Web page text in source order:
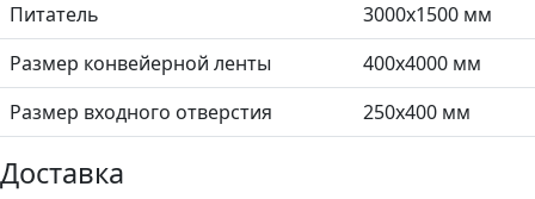
Питатель
3000х1500 мм
Размер конвейерной ленты
400х4000 мм
Размер входного отверстия
250х400 мм
Доставка